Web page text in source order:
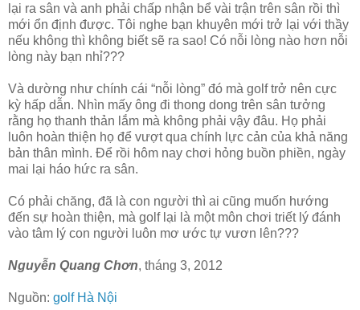
lại ra sân và anh phải chấp nhận bể vài trận trên sân rồi thì
mới ổn định được. Tôi nghe bạn khuyên mới trở lại với thầy
nếu không thì không biết sẽ ra sao! Có nỗi lòng nào hơn nỗi
lòng này bạn nhỉ???
Và dường như chính cái “nỗi lòng” đó mà golf trở nên cực
kỳ hấp dẫn. Nhìn mấy ông đi thong dong trên sân tưởng
rằng họ thanh thản lắm mà không phải vậy đâu. Họ phải
luôn hoàn thiện họ để vượt qua chính lực cản của khả năng
bản thân mình. Để rồi hôm nay chơi hỏng buồn phiền, ngày
mai lại háo hức ra sân.
Có phải chăng, đã là con người thì ai cũng muốn hướng
đến sự hoàn thiện, mà golf lại là một môn chơi triết lý đánh
vào tâm lý con người luôn mơ ước tự vươn lên???
Nguyễn Quang Chơn, tháng 3, 2012
Nguồn: golf Hà Nội